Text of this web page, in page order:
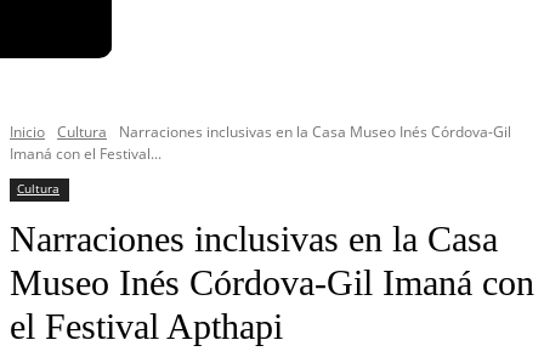
Inicio Cultura
Narraciones inclusivas en la Casa Museo Inés Córdova-Gil
Imaná con el Festival...
Cultura
Narraciones inclusivas en la Casa
Museo Inés Córdova-Gil Imaná con
el Festival Apthapi